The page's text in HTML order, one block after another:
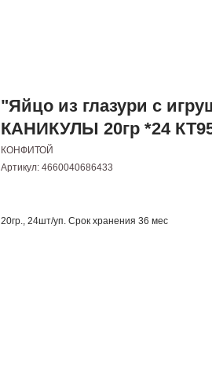
"Яйцо из глазури с
КАНИКУЛЫ 20гр *24
КОНФИТОЙ
Артикул: 4660040686433
20гр., 24шт/уп. Срок хранения 36 мес